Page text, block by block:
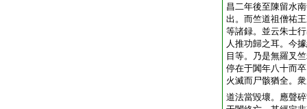
昌二年後至陳留水
出。而竺道祖僧祐
等諸録。並云朱士
人推功歸之耳。今
目等。乃是無羅叉
停在于闐年八十而
火滅而尸骸猶全。
道法當毀壞。應聲